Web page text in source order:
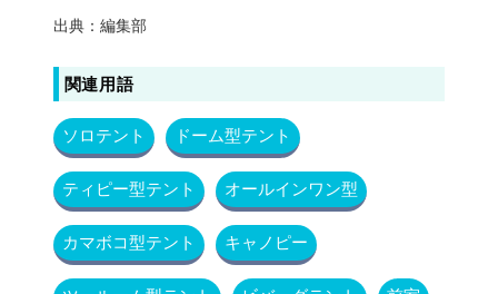
出典：編集部
関連用語
ソロテント ドーム型テント
ティピー型テント オールインワン型
カマボコ型テント キャノピー